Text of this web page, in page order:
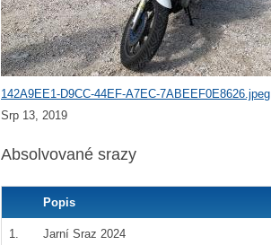
142A9EE1-D9CC-44EF-A7EC-7ABEEF0E8626.jpeg
Srp 13, 2019
Absolvované srazy
Popis
1. Jarní Sraz 2024